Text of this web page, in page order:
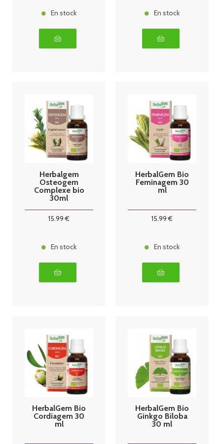
En stock En stock
Herbalgem
Osteogem
Complexe bio
30ml
15.99 €
En stock
HerbalGem Bio
Feminagem 30
ml
15.99 €
En stock
HerbalGem Bio
Cordiagem 30
ml
HerbalGem Bio
Ginkgo Biloba
30 ml